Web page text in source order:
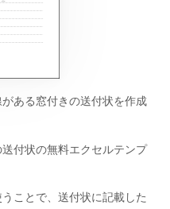
ある窓付きの送付状を作成
付状の無料エクセルテンプ
ことで、送付状に記載した